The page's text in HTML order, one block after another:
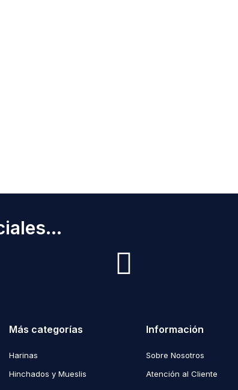
Más categorías
Harinas
Hinchados y Mueslis
Información
Sobre Nosotros
Atención al Cliente